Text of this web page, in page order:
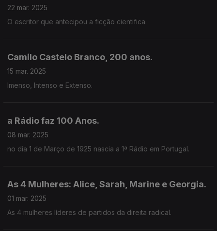
22 mar. 2025
O escritor que antecipou a ficção cientifica.
Camilo Castelo Branco, 200 anos.
15 mar. 2025
Imenso, Intenso e Extenso.
a Rádio faz 100 Anos.
08 mar. 2025
no dia 1 de Março de 1925 nascia a 1ª Rádio em Portugal.
As 4 Mulheres: Alice, Sarah, Marine e Georgia.
01 mar. 2025
As 4 mulheres líderes de partidos da direita radical.